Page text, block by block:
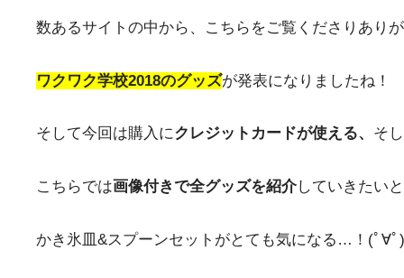
数あるサイトの中から、こちらをご覧くださりあり
ワクワク学校2018のグッズが発表になりましたね！
そして今回は購入にクレジットカードが使える、 そ
こちらでは画像付きで全グッズを紹介していきたい
かき氷皿&スプーンセットがとても気になる…！(ﾟ∀ﾟ)